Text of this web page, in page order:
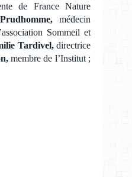
de France Nature
médecin
Sommeil et
Tardivel,directrice
membre de l’Institut ;